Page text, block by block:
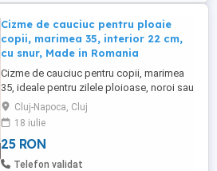
Cizme de cauciuc pentru ploaie
copii, marimea 35, interior 22 cm,
cu snur, Made in Romania
Cizme de cauciuc pentru copii, marimea
35, ideale pentru zilele ploioase, noroi sau
joaca prin balti! CARACTERISTICI: Marime:
35,interior 22 cm Design vesel: imprimeu
colorat tip graffiti desene, perfect pentru
copii activi. Protectie extra: sunt prevazute
cu un manson din material textil in ...
Cluj-Napoca, Cluj
18 iulie
25 RON
Telefon validat